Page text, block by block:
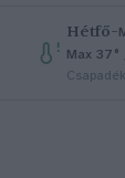
Hétfő–
Max 37°